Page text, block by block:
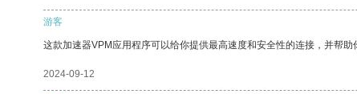
游客
这款加速器VPM应用程序可以给你提供最高速度和安全性的连接，并帮助
2024-09-12